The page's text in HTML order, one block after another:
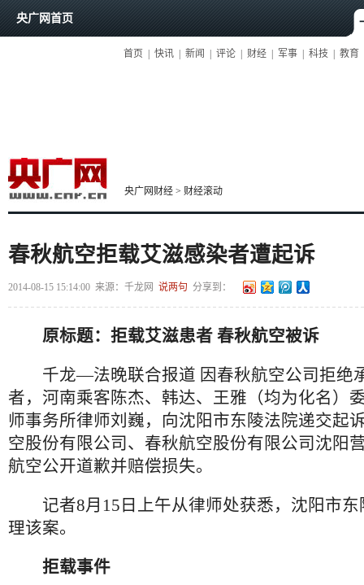
央广网首页
首页 快讯 新闻 评论 财经 军事 科技 教育
央广网财经 > 财经滚动
春秋航空拒载艾滋感染者遭起诉
2014-08-15 15:14:00 来源： 千龙网 说两句 分享到：
原标题：拒载艾滋患者 春秋航空被诉
千龙—法晚联合报道 因春秋航空公司拒绝
者，河南乘客陈杰、韩达、王雅（均为化名）
师事务所律师刘巍，向沈阳市东陵法院递交起
空股份有限公司、春秋航空股份有限公司沈阳
航空公开道歉并赔偿损失。
记者8月15日上午从律师处获悉，沈阳市东
理该案。
拒载事件